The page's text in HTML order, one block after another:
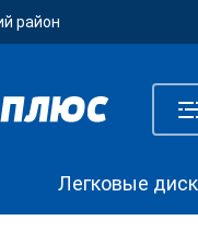
район
Легковые